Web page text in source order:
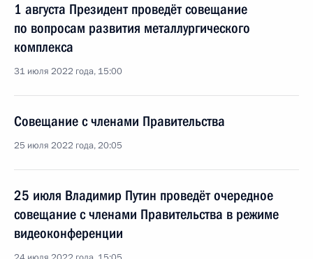
1 августа Президент проведёт совещание
по вопросам развития металлургического
комплекса
31 июля 2022 года, 15:00
Совещание с членами Правительства
25 июля 2022 года, 20:05
25 июля Владимир Путин проведёт очередное
совещание с членами Правительства в режиме
видеоконференции